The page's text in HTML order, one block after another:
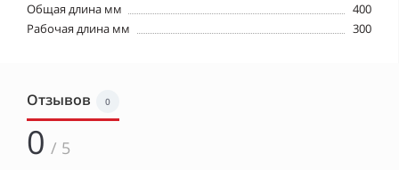
Общая длина мм
400
Рабочая длина мм
300
Отзывов 0
0 / 5